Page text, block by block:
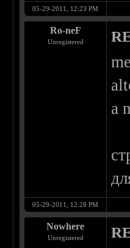
05-29-2011, 12:23 PM
Ro-neF
Unregistered
а
05-29-2011, 12:28 PM
Nowhere
Unregistered